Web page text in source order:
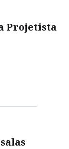
Projetista